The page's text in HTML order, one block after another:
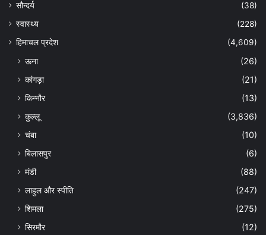
सौन्दर्य
(38)
स्वास्थ्य
(228)
हिमाचल प्रदेश
(4,609)
ऊना
(26)
कांगड़ा
(21)
किन्नौर
(13)
कुल्लू
(3,836)
चंबा
(10)
बिलासपुर
(6)
मंडी
(88)
लाहुल और स्पीति
(247)
शिमला
(275)
सिरमौर
(12)